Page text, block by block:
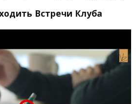
Встречи Клуба